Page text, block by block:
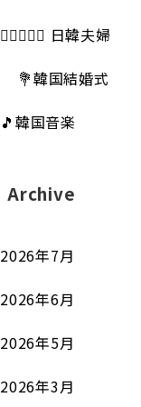
👩🏻‍❤️‍👨🏻 日韓夫婦
💐韓国結婚式
🎵韓国音楽
Archive
2026年7月
2026年6月
2026年5月
2026年3月